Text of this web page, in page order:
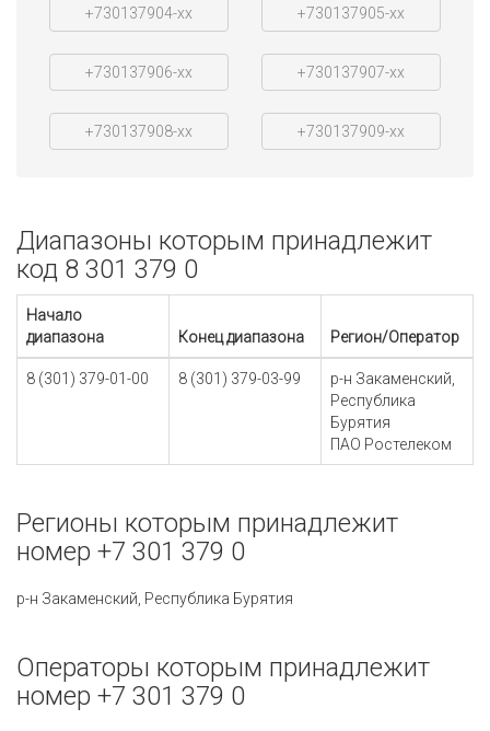
+730137904-xx +730137905-xx
+730137906-xx +730137907-xx
+730137908-xx +730137909-xx
Диапазоны которым принадлежит
код 8 301 379 0
Начало
диапазона
Конец диапазона Регион/Оператор
8 (301) 379-01-00 8 (301) 379-03-99
р-н Закаменский,
Республика
Бурятия
ПАО Ростелеком
Регионы которым принадлежит
номер +7 301 379 0
р-н Закаменский, Республика Бурятия
Операторы которым принадлежит
номер +7 301 379 0